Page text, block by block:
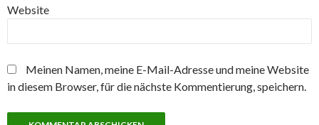
Website
Meinen Namen, meine E-Mail-Adresse und meine Website
in diesem Browser, für die nächste Kommentierung, speichern.